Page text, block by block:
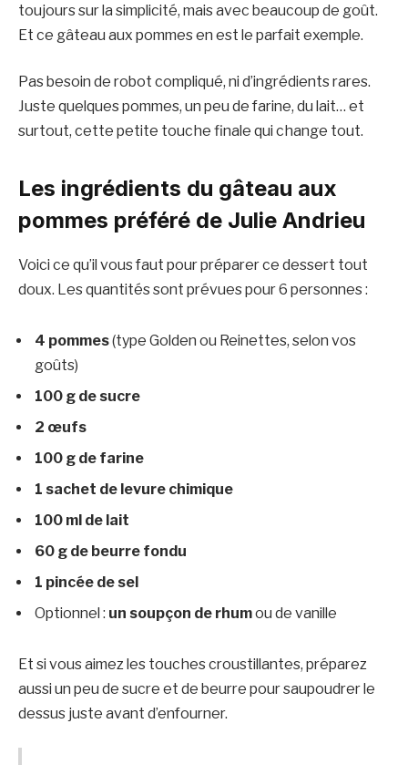
toujours sur la simplicité, mais avec beaucoup de goût.
Et ce gâteau aux pommes en est le parfait exemple.
Pas besoin de robot compliqué, ni d’ingrédients rares.
Juste quelques pommes, un peu de farine, du lait… et
surtout, cette petite touche finale qui change tout.
Les ingrédients du gâteau aux
pommes préféré de Julie Andrieu
Voici ce qu’il vous faut pour préparer ce dessert tout
doux. Les quantités sont prévues pour 6 personnes :
4 pommes(type Golden ou Reinettes, selon vos
goûts)
100 g de sucre
2 œufs
100 g de farine
1 sachet de levure chimique
100 ml de lait
60 g de beurre fondu
1 pincée de sel
Optionnel : un soupçon de rhumou de vanille
Et si vous aimez les touches croustillantes, préparez
aussi un peu de sucre et de beurre pour saupoudrer le
dessus juste avant d’enfourner.